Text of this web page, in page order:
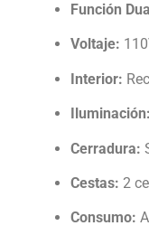
Función
Voltaje:
Interior:
Iluminación:
Cerradura:
Cestas: 2
Consumo: